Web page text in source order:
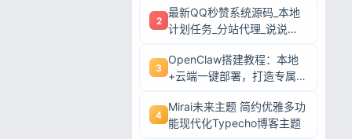
2
最新QQ秒赞系统源码_本地
计划任务_分站代理_说说赞
3
OpenClaw搭建教程：本地
+云端一键部署，打造专属AI
4
Mirai未来主题 简约优雅多功
能现代化Typecho博客主题